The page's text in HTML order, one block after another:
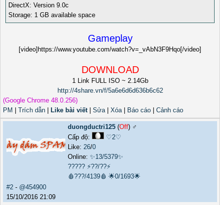
DirectX: Version 9.0c
Storage: 1 GB available space
Gameplay
[video]https://www.youtube.com/watch?v=_vAbN3F9Hqo[/video]
DOWNLOAD
1 Link FULL ISO ~ 2.14Gb
http://4share.vn/f/5a6e6d6d636b6c62
(Google Chrome 48.0.256)
PM
Trích dẫn Like bài viết| Sửa| Xóa| Báo cáo Cảnh cáo
duongductri125 (Off) ♂️
Cấp độ:
♡2♡
Like: 26/0
Online: ✨13/5379✨
????? ⚡??/??⚡
🩸???/4139🩸 🌟0/1693🌟
#2 - @454900
15/10/2016 21:09